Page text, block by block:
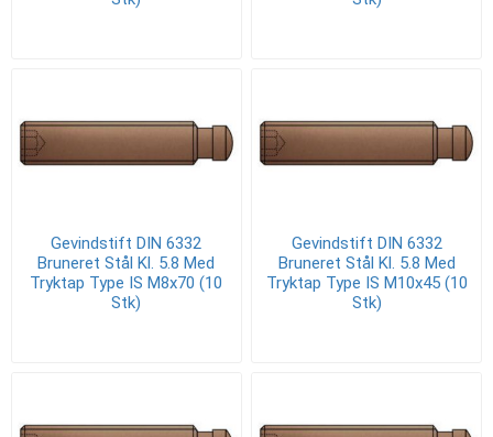
Gevindstift DIN 6332
Bruneret Stål Kl. 5.8 Med
Tryktap Type IS M8x70 (10
Stk)
Gevindstift DIN 6332
Bruneret Stål Kl. 5.8 Med
Tryktap Type IS M10x45 (10
Stk)